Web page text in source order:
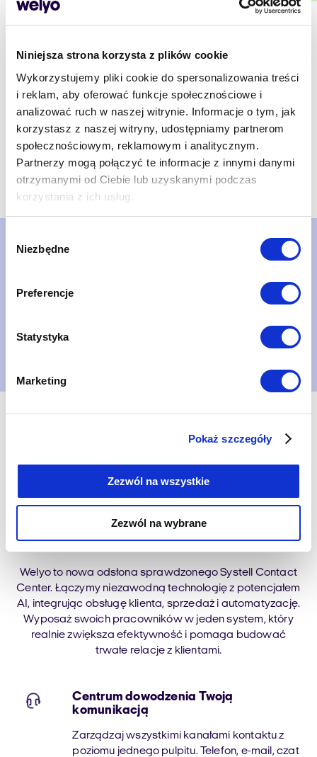
Niniejsza strona korzysta z plików cookie
Wykorzystujemy pliki cookie do spersonalizowania treści
i reklam, aby oferować funkcje społecznościowe i
analizować ruch w naszej witrynie. Informacje o tym, jak
korzystasz z naszej witryny, udostępniamy partnerom
społecznościowym, reklamowym i analitycznym.
Partnerzy mogą połączyć te informacje z innymi danymi
otrzymanymi od Ciebie lub uzyskanymi podczas
korzystania z ich usług.
zgody
Niezbędne
Preferencje
Statystyka
Marketing
Pokaż szczegóły
Zezwól na wszystkie
Zezwól na wybrane
prezentację systemu!
Kompletny ekosystem
komunikacji w jednym
narzędziu
Welyo to nowa odsłona sprawdzonego Systell Contact
Center. Łączymy niezawodną technologię z potencjałem
AI, integrując obsługę klienta, sprzedaż i automatyzację.
Wyposaż swoich pracowników w jeden system, który
realnie zwiększa efektywność i pomaga budować
trwałe relacje z klientami.
Centrum dowodzenia Twoją
komunikacją
Zarządzaj wszystkimi kanałami kontaktu z
poziomu jednego pulpitu. Telefon, e-mail, czat